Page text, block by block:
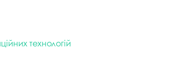
технологій